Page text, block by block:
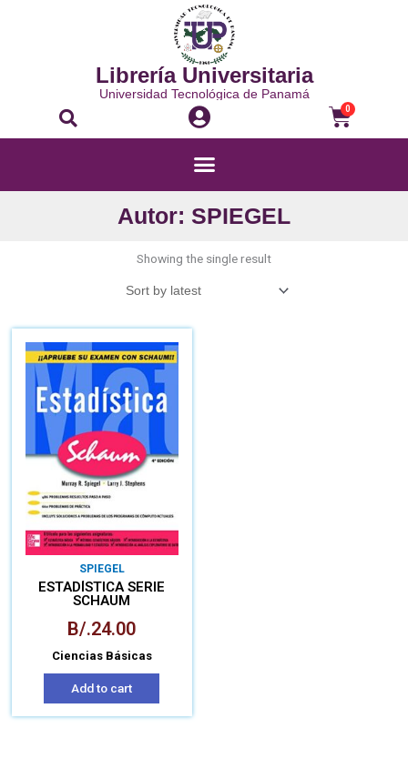
Librería Universitaria
Universidad Tecnológica de Panamá
Buscar 0
Menú
Autor: SPIEGEL
Showing the single result
SPIEGEL
ESTADÍSTICA SERIE
SCHAUM
B/.24.00
Ciencias Básicas
Add to cart